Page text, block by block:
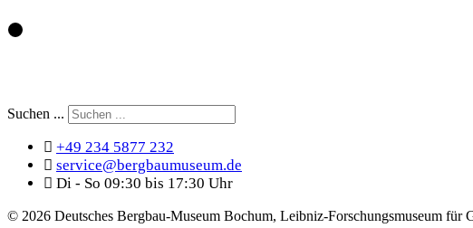
Suchen ...
+49 234 5877 232
service@bergbaumuseum.de
Di - So 09:30 bis 17:30 Uhr
© 2026 Deutsches Bergbau-Museum Bochum, Leibniz-Forschungsmuseum für